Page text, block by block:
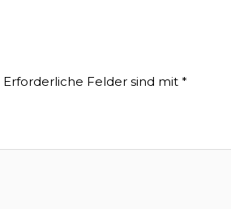
Erforderliche Felder sind mit*